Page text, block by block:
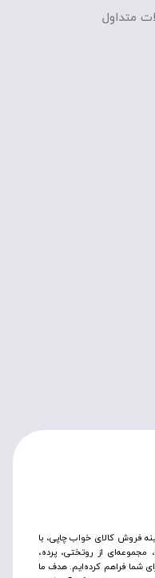
متداول
فروش کالای خواب چاپی، با
از روتختی‌، پرده،
شما فراهم کرده‌ایم. هدف ما